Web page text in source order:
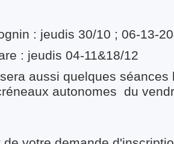
: jeudis 30/10 ; 06-13-
: jeudis 04-11&18/12
aussi quelques séances
autonomes du